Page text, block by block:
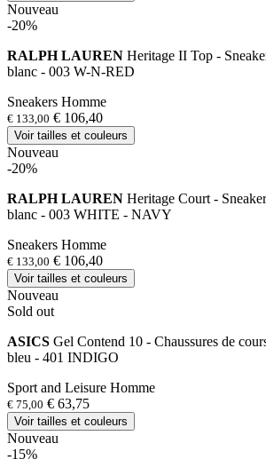
Nouveau
-20%
RALPH LAUREN Heritage II Top -
blanc - 003 W-N-RED
Sneakers Homme
€ 133,00 € 106,40
Voir tailles et couleurs
Nouveau
-20%
RALPH LAUREN Heritage Court -
blanc - 003 WHITE - NAVY
Sneakers Homme
€ 133,00 € 106,40
Voir tailles et couleurs
Nouveau
Sold out
ASICS Gel Contend 10 - Chaussures de
bleu - 401 INDIGO
Sport and Leisure Homme
€ 75,00 € 63,75
Voir tailles et couleurs
Nouveau
-15%